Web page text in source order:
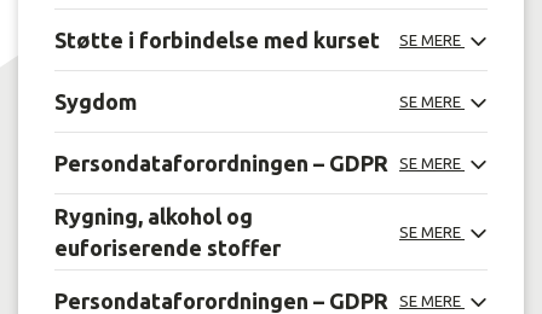
Støtte i forbindelse med kurset SE MERE
Sygdom SE MERE
Persondataforordningen – GDPR SE MERE
Rygning, alkohol og
euforiserende stoffer
SE MERE
Persondataforordningen – GDPR SE MERE